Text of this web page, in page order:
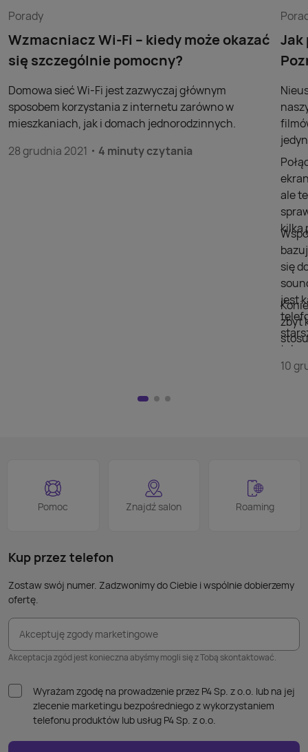
Porady
Wzmacniacz Wi-Fi – kiedy może okazać
się szczególnie pomocny?
Domowa sieć Wi-Fi jest zazwyczaj głównym
sposobem korzystania z internetu zarówno w
mieszkaniach, jak i domach jednorodzinnych.
28 grudnia 2021
4 minuty czytania
Jak
ale
kilka
się
jest
zbyt
10
Pomoc Znajdź salon Roaming
Kup przez telefon
Zostaw swój numer. Zadzwonimy do Ciebie i wspólnie dobierzemy
ofertę.
Akceptuję zgody marketingowe
Akceptacja zgód jest konieczna abyśmy mogli się z Tobą skontaktować.
Wyrażam zgodę na prowadzenie przez P4 Sp. z o.o. lub na jej
zlecenie marketingu bezpośredniego z wykorzystaniem
telefonu produktów lub usług P4 Sp. z o.o.